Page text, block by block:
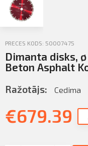
PRECES KODS: 50007475
Dimanta disks,
Beton Asphalt
Ražotājs: Cedima
€679.39